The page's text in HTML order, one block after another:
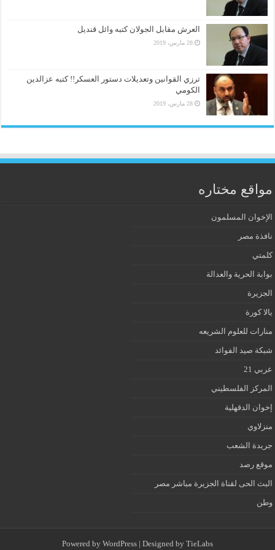
العرش مقابل الجولان كتبه وائل قنديل
28 مارس، 2019
ترزي القوانين وتعديلات دستور العسكر!! كتبه عزالدين
الكومي
28 مارس، 2019
مواقع مختاره
الإخوان المسلمون
نافذة مصر
كلمتي
بوابة الحرية والعدالة
الجزيرة
يالا كورة
منارات للعلوم الشريعه
شبكة صيد الفوائد
عربي 21
المركز الفلسطيني
إخوان الدقهلية
منزلاوي
جريدة الشعب
موقع رصد
البث الحى لقناة الجزيرة مباشر مصر
وطن
Powered by WordPress | Designed by TieLabs